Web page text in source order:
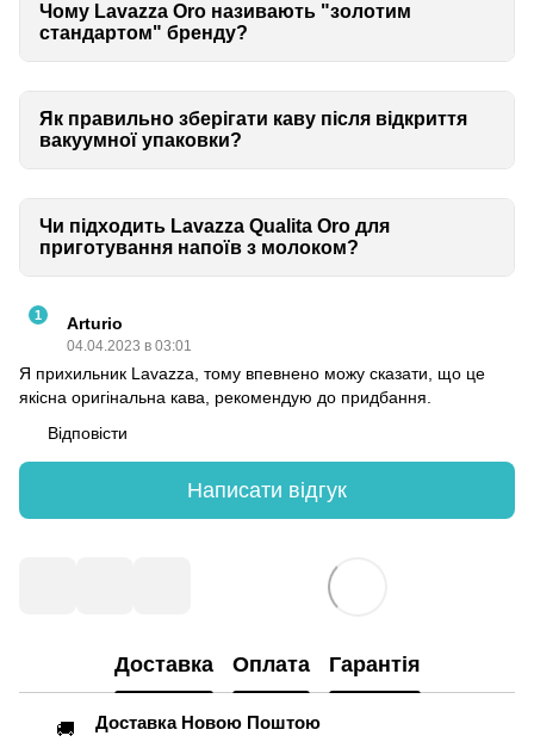
Чому Lavazza Oro називають "золотим
стандартом" бренду?
Як правильно зберігати каву після відкриття
вакуумної упаковки?
Чи підходить Lavazza Qualita Oro для
приготування напоїв з молоком?
1 Arturio
04.04.2023 в 03:01
Я прихильник Lavazza, тому впевнено можу сказати, що це
якісна оригінальна кава, рекомендую до придбання.
Відповісти
Написати відгук
Доставка Оплата Гарантія
🚚 Доставка Новою Поштою